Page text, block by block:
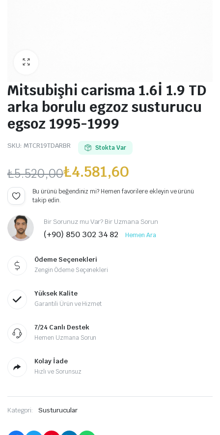
Mitsubişhi carisma 1.6İ 1.9 TD
arka borulu egzoz susturucu
egsoz 1995-1999
SKU: MTCR19TDARBR Stokta Var
₺5.520,00
Orijinal
fiyat:
₺5.520,00.
₺4.581,60
Şu
andaki
fiyat:
₺4.581,60.
Bu ürünü beğendiniz mi? Hemen favorilere ekleyin ve ürünü
takip edin.
Bir Sorunuz mu Var? Bir Uzmana Sorun
(+90) 850 302 34 82 Hemen Ara
Ödeme Seçenekleri
Zengin Ödeme Seçenekleri
Yüksek Kalite
Garantili Ürün ve Hizmet
7/24 Canlı Destek
Hemen Uzmana Sorun
Kolay İade
Hızlı ve Sorunsuz
Kategori: Susturucular